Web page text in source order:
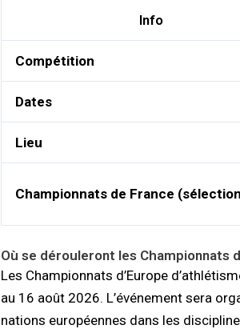
Info
Compétition
Dates
Lieu
Championnats de France
Où se dérouleront les Championnats
Les Championnats d’Europe
au 16 août 2026. L’événement sera
nations européennes dans les